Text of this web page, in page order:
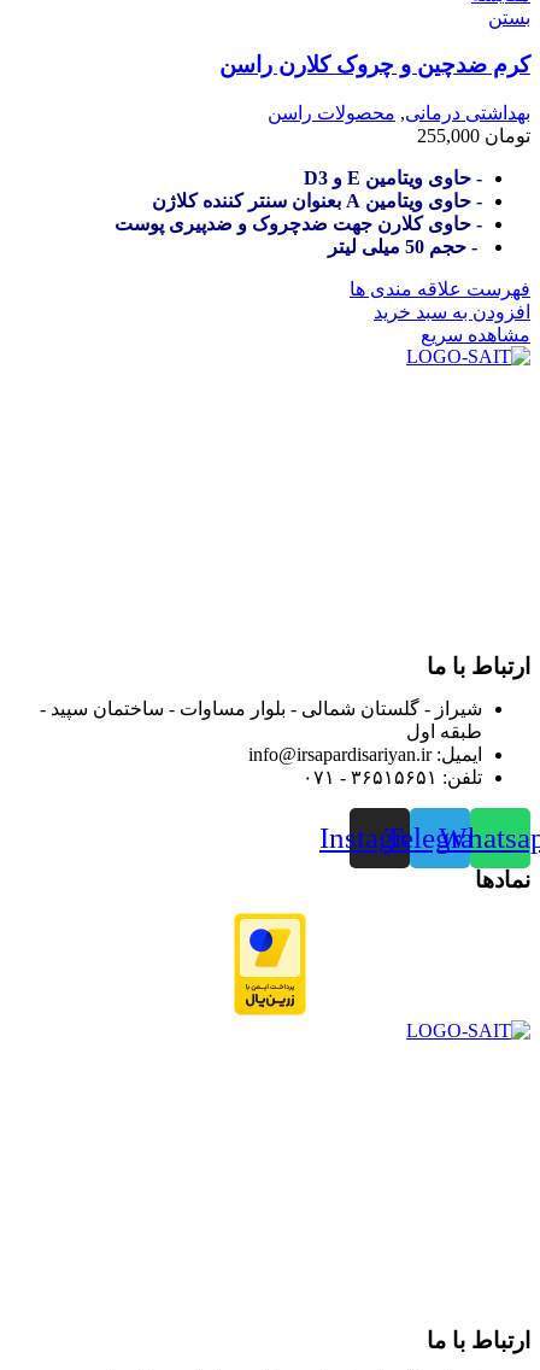
بستن
کرم ضدچین و چروک کلارن راسن
بهداشتی درمانی, محصولات راسن
تومان
- حاوی ویتامین E و D3
- حاوی ویتامین A بعنوان سنتر کننده کلاژن
- حاوی کلارن جهت ضدچروک و ضدپیری پوست
- حجم 50 میلی لیتر
فهرست علاقه مندی ها
افزودن به سبد خرید
مشاهده سریع
ارتباط با ما
شیراز - گلستان شمالی - بلوار مساوات - ساختمان سپید -
طبقه اول
ایمیل: info@irsapardisariyan.ir
تلفن: ۳۶۵۱۵۶۵۱ - ۰۷۱
Telegram
Instagram
نمادها
ارتباط با ما